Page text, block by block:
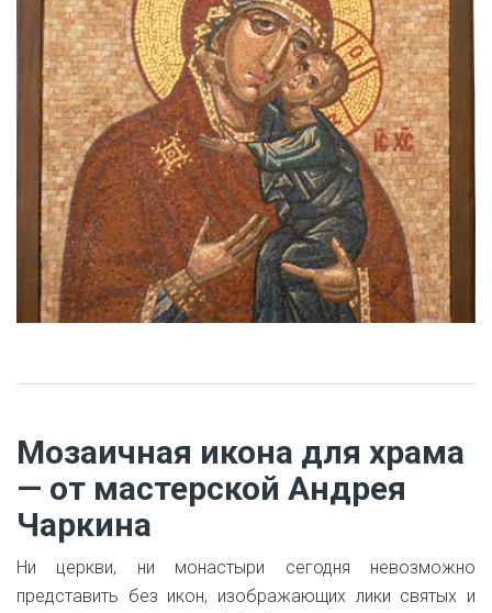
Мозаичная икона для храма
— от мастерской Андрея
Чаркина
Ни церкви, ни монастыри сегодня невозможно
представить без икон, изображающих лики святых и